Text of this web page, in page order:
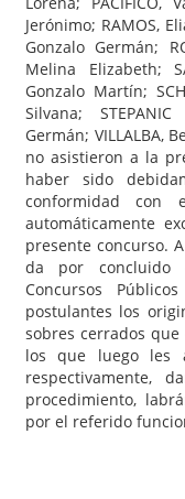
Jerónimo; RAMOS,
Gonzalo Germán;
Melina Elizabeth;
Gonzalo Martín;
Silvana;
Germán; VILLALBA,
no asistieron a la
haber sido
conformidad con
automáticamente
presente concurso.
da por concluido
Concursos
postulantes los
sobres cerrados
los que luego les
respectivamente,
procedimiento,
por el referido